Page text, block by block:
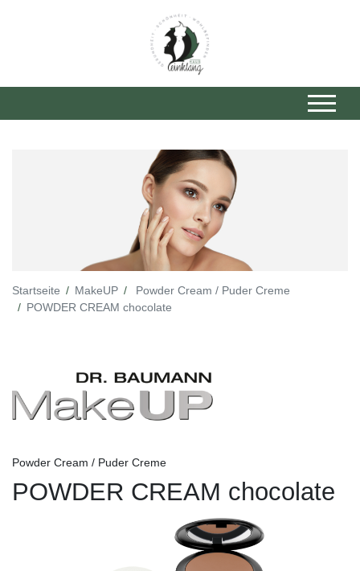
Startseite MakeUP
Powder Cream / Puder Creme
POWDER CREAM chocolate
Powder Cream / Puder Creme
POWDER CREAM chocolate